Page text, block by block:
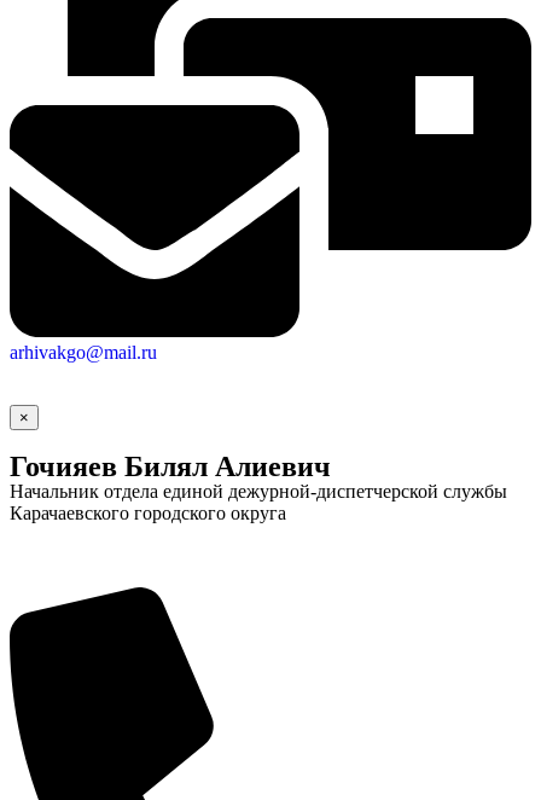
arhivakgo@mail.ru
×
Гочияев Билял Алиевич
Начальник отдела единой дежурной-диспетчерской службы
Карачаевского городского округа